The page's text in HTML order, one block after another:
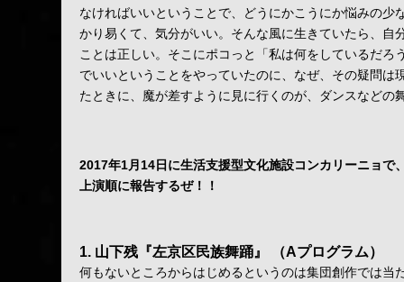
なければいいということで、どうにかこうにか悩みの
かり易くて、気分がいい。そんな風に生きていたら、
ことは正しい。そこにポコっと「私は何をしているだ
でいいということをやっていたのに、なぜ、その疑問
たときに、魔が差すように見に行くのが、ダンスなどの
2017年1月14日に生活支援型文化施設コンカリーニョ
上演順に報告するぜ！！
1. 山下残『左京区民族舞踊』 （Aプログラム）
何もないところからはじめるというのは集団創作では